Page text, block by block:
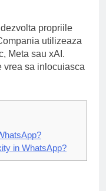
propriile
utilizeaza
Meta sau xAI.
vrea sa inlocuiasca
in WhatsApp?